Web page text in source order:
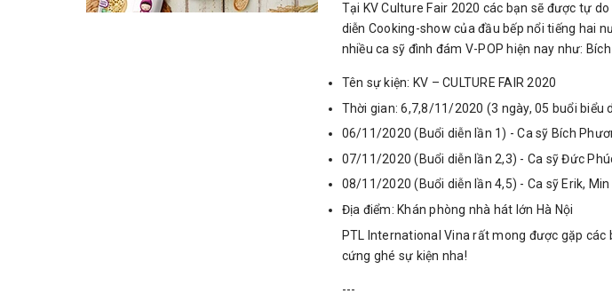
Tại KV Culture Fair 2020 các bạn sẽ được tự
diễn Cooking-show của đầu bếp nổi tiếng hai
nhiều ca sỹ đình đám V-POP hiện nay như:
Tên sự kiện: KV – CULTURE FAIR 2020
Thời gian: 6,7,8/11/2020 (3 ngày, 05 buổi biểu
06/11/2020 (Buổi diễn lần 1) - Ca sỹ Bích
07/11/2020 (Buổi diễn lần 2,3) - Ca sỹ Đức
08/11/2020 (Buổi diễn lần 4,5) - Ca sỹ Erik, Min
Địa điểm: Khán phòng nhà hát lớn Hà Nội
PTL International Vina rất mong được gặp các
cứng ghé sự kiện nha!
---